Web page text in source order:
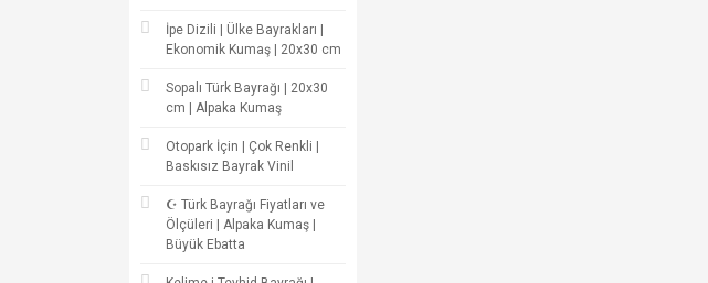
İpe Dizili | Ülke Bayrakları |
Ekonomik Kumaş | 20x30 cm
Sopalı Türk Bayrağı | 20x30
cm | Alpaka Kumaş
Otopark İçin | Çok Renkli |
Baskısız Bayrak Vinil
☪ Türk Bayrağı Fiyatları ve
Ölçüleri | Alpaka Kumaş |
Büyük Ebatta